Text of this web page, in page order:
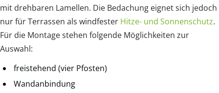
mit drehbaren Lamellen. Die Bedachung eignet sich jedoch
nur für Terrassen als windfester Hitze- und Sonnenschutz.
Für die Montage stehen folgende Möglichkeiten zur
Auswahl:
freistehend (vier Pfosten)
Wandanbindung